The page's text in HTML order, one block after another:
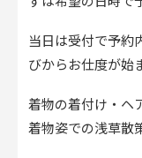
当日は受付で予約
びからお仕度が始
着物の着付け・ヘ
着物姿での浅草散